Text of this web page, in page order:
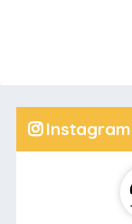
Instagram